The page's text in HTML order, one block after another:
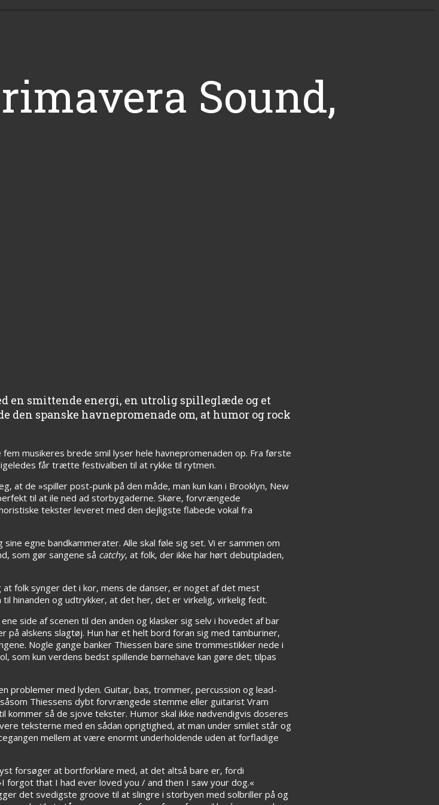
Sound,
en smittende energi, en utrolig spilleglæde og et
den spanske havnepromenade om, at humor og rock
musikeres brede smil lyser hele havnepromenaden op. Fra første
får trætte festivalben til at rykke til rytmen.
at de »spiller post-punk på den måde, man kun kan i Brooklyn, New
til at ile ned ad storbygaderne. Skøre, forvrængede
tekster leveret med den dejligste flabede vokal fra
egne bandkammerater. Alle skal føle sig set. Vi er sammen om
som gør sangene så catchy, at folk, der ikke har hørt debutpladen,
at folk synger det i kor, mens de danser, er noget af det mest
hinanden og udtrykker, at det her, det er virkelig, virkelig fedt.
side af scenen til den anden og klasker sig selv i hovedet af bar
på alskens slagtøj. Hun har et helt bord foran sig med tamburiner,
Nogle gange banker Thiessen bare sine trommestikker nede i
kun verdens bedst spillende børnehave kan gøre det; tilpas
problemer med lyden. Guitar, bas, trommer, percussion og lead-
Thiessens dybt forvrængede stemme eller guitarist Vram
så de sjove tekster. Humor skal ikke nødvendigvis doseres
teksterne med en sådan oprigtighed, at man under smilet står og
mellem at være enormt underholdende uden at forfladige
forsøger at bortforklare med, at det altså bare er, fordi
forgot that I had ever loved you / and then I saw your dog.«
det svedigste groove til at slingre i storbyen med solbriller på og